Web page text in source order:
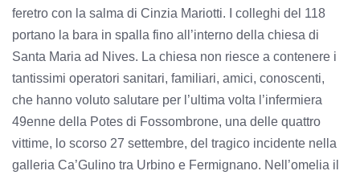
feretro con la salma di Cinzia Mariotti. I colleghi del 118
portano la bara in spalla fino all’interno della chiesa di
Santa Maria ad Nives. La chiesa non riesce a contenere i
tantissimi operatori sanitari, familiari, amici, conoscenti,
che hanno voluto salutare per l’ultima volta l’infermiera
49enne della Potes di Fossombrone, una delle quattro
vittime, lo scorso 27 settembre, del tragico incidente nella
galleria Ca’Gulino tra Urbino e Fermignano. Nell’omelia il